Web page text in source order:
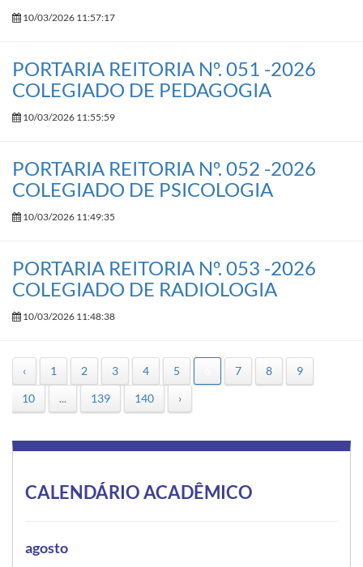
10/03/2026 11:57:17
PORTARIA REITORIA Nº. 051 -2026
COLEGIADO DE PEDAGOGIA
10/03/2026 11:55:59
PORTARIA REITORIA Nº. 052 -2026
COLEGIADO DE PSICOLOGIA
10/03/2026 11:49:35
PORTARIA REITORIA Nº. 053 -2026
COLEGIADO DE RADIOLOGIA
10/03/2026 11:48:38
‹ 1 2 3 4 5 7 8
9
10
... 139 140 ›
CALENDÁRIO ACADÊMICO
agosto